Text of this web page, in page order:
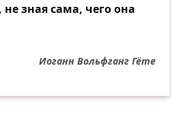
зная сама, чего она
Иоганн Вольфганг Гёте